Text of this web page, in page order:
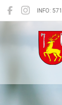
INFO: